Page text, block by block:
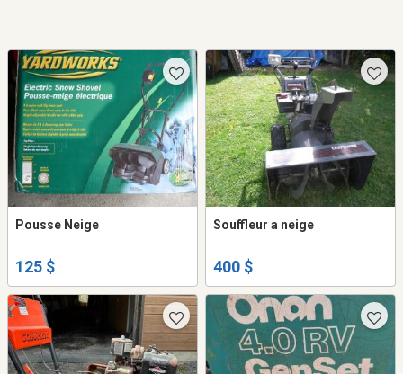
Pousse Neige
125 $
Souffleur a neige
400 $